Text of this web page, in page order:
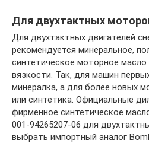
Для двухтактных
Для двухтактных двигателей
рекомендуется минеральное,
синтетическое моторное
вязкости. Так, для машин
минералка, а для более новых
или синтетика. Официальные
фирменное синтетическое
001-94265207-06 для
выбрать импортный аналог